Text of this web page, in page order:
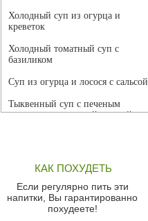
Холодный суп из огурца и
креветок
Холодный томатный суп с
базиликом
Суп из огурца и лосося с сальсой
Тыквенный суп с печеным
чесноком и томатной сальсой
красного перца
Парижский луковый суп
Суп из спаржи и горошка с
КАК ПОХУДЕТЬ
Если регулярно пить эти
напитки, Вы гарантированно
похудеете!